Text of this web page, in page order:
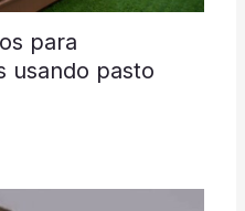
para
usando pasto